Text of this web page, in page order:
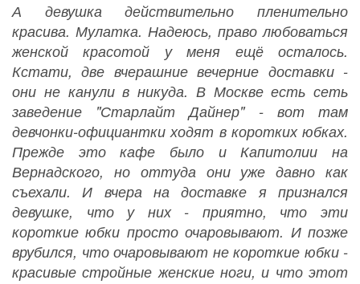
А девушка действительно пленительно
красива. Мулатка. Надеюсь, право любоваться
женской красотой у меня ещё осталось.
Кстати, две вчерашние вечерние доставки -
они не канули в никуда. В Москве есть сеть
заведение "Старлайт Дайнер" - вот там
девчонки-официантки ходят в коротких юбках.
Прежде это кафе было и Капитолии на
Вернадского, но оттуда они уже давно как
съехали. И вчера на доставке я признался
девушке, что у них - приятно, что эти
короткие юбки просто очаровывают. И позже
врубился, что очаровывают не короткие юбки -
красивые стройные женские ноги, и что этот